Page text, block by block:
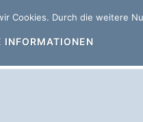
Durch die weitere
INFORMATIONEN